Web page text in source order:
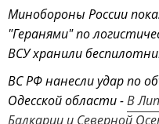
Минобороны России
"Геранями" по
ВСУ хранили
ВС РФ нанесли удар по
Одесской области -В
Балкарии и Северной